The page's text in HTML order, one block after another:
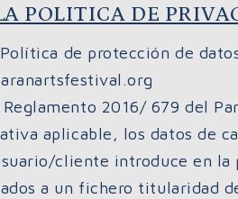
POLITICA DE
de protección de
2016/ 679 del
aplicable, los datos de
cliente introduce en
a un fichero titularidad de